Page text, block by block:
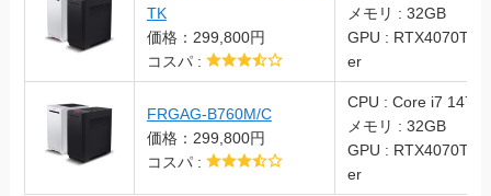
TK
価格：299,800円
コスパ :
メモリ : 32GB
GPU : RTX4070Ti
er
FRGAG-B760M/C
価格：299,800円
コスパ :
CPU : Core i7
メモリ : 32GB
GPU : RTX4070Ti
er